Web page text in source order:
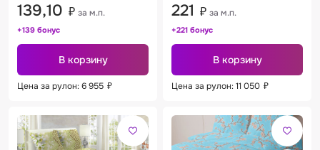
139,10 ₽ за м.п.
+139 бонус
В корзину
Цена за рулон: 6 955 ₽
221 ₽ за м.п.
+221 бонус
В корзину
Цена за рулон: 11 050 ₽